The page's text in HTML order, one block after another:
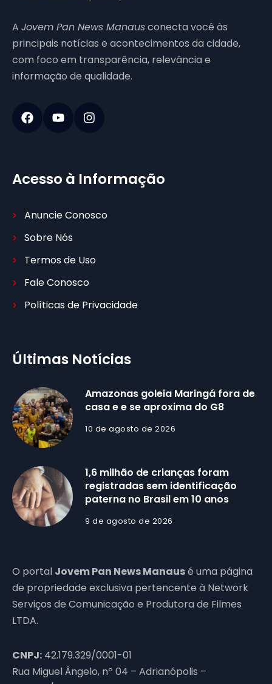
A Jovem Pan News Manausconecta você às
principais notícias e acontecimentos da cidade,
com foco em transparência, relevância e
informação de qualidade.
Acesso à Informação
Anuncie Conosco
Sobre Nós
Termos de Uso
Fale Conosco
Políticas de Privacidade
Últimas Notícias
Amazonas goleia Maringá fora de
casa e e se aproxima do G8
10 de agosto de 2026
1,6 milhão de crianças foram
registradas sem identificação
paterna no Brasil em 10 anos
9 de agosto de 2026
O portal Jovem Pan News Manausé uma página
de propriedade exclusiva pertencente à Network
Serviços de Comunicação e Produtora de Filmes
LTDA.
CNPJ: 42.179.329/0001-01
Rua Miguel Ângelo, nº 04 – Adrianópolis –